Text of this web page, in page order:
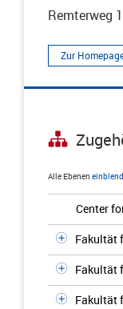
Remterweg
Zur
Alle Ebenen
Center
Fakultät
Fakultät
Fakultät